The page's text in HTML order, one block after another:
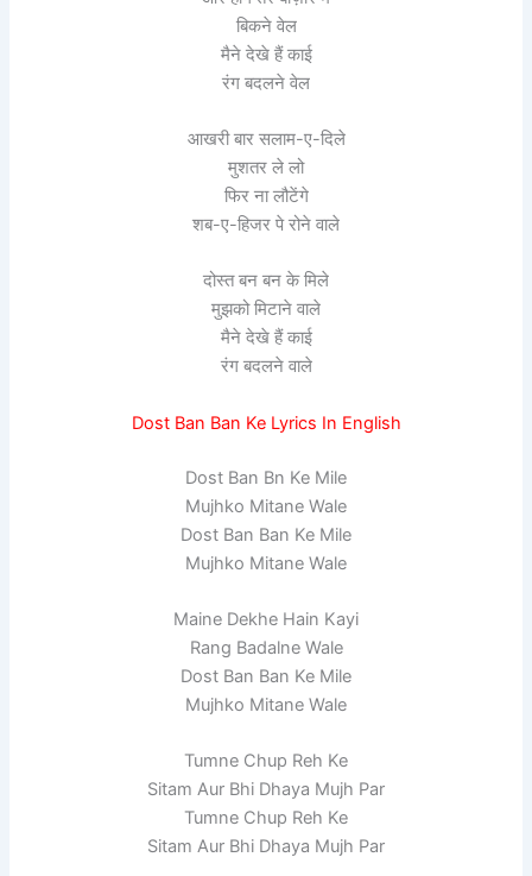
बिकने वेल
मैने देखे हैं काई
रंग बदलने वेल
आखरी बार सलाम-ए-दिले
मुशतर ले लो
फिर ना लौटेंगे
शब-ए-हिजर पे रोने वाले
दोस्त बन बन के मिले
मुझको मिटाने वाले
मैने देखे हैं काई
रंग बदलने वाले
Dost Ban Ban Ke Lyrics In English
Dost Ban Bn Ke Mile
Mujhko Mitane Wale
Dost Ban Ban Ke Mile
Mujhko Mitane Wale
Maine Dekhe Hain Kayi
Rang Badalne Wale
Dost Ban Ban Ke Mile
Mujhko Mitane Wale
Tumne Chup Reh Ke
Sitam Aur Bhi Dhaya Mujh Par
Tumne Chup Reh Ke
Sitam Aur Bhi Dhaya Mujh Par